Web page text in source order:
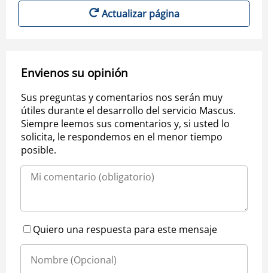
Actualizar página
Envienos su opinión
Sus preguntas y comentarios nos serán muy
útiles durante el desarrollo del servicio Mascus.
Siempre leemos sus comentarios y, si usted lo
solicita, le respondemos en el menor tiempo
posible.
Quiero una respuesta para este mensaje